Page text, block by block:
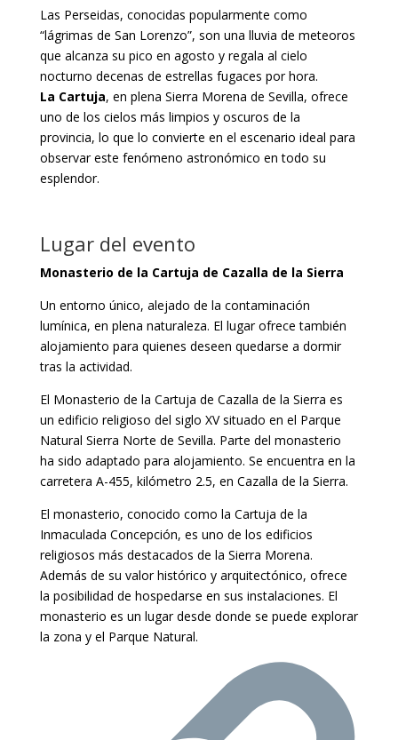
Las Perseidas, conocidas popularmente como
“lágrimas de San Lorenzo”, son una lluvia de meteoros
que alcanza su pico en agosto y regala al cielo
nocturno decenas de estrellas fugaces por hora.
La Cartuja, en plena Sierra Morena de Sevilla, ofrece
uno de los cielos más limpios y oscuros de la
provincia, lo que lo convierte en el escenario ideal para
observar este fenómeno astronómico en todo su
esplendor.
Lugar del evento
Monasterio de la Cartuja de Cazalla de la Sierra
Un entorno único, alejado de la contaminación
lumínica, en plena naturaleza. El lugar ofrece también
alojamiento para quienes deseen quedarse a dormir
tras la actividad.
El Monasterio de la Cartuja de Cazalla de la Sierra es
un edificio religioso del siglo XV situado en el Parque
Natural Sierra Norte de Sevilla. Parte del monasterio
ha sido adaptado para alojamiento. Se encuentra en la
carretera A-455, kilómetro 2.5, en Cazalla de la Sierra.
El monasterio, conocido como la Cartuja de la
Inmaculada Concepción, es uno de los edificios
religiosos más destacados de la Sierra Morena.
Además de su valor histórico y arquitectónico, ofrece
la posibilidad de hospedarse en sus instalaciones. El
monasterio es un lugar desde donde se puede explorar
la zona y el Parque Natural.